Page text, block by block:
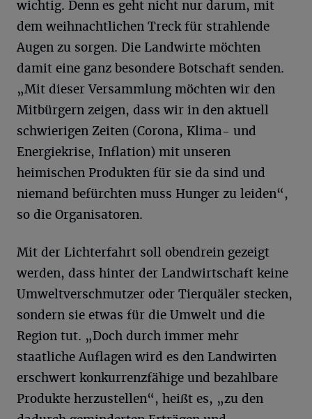
wichtig. Denn es geht nicht nur darum, mit
dem weihnachtlichen Treck für strahlende
Augen zu sorgen. Die Landwirte möchten
damit eine ganz besondere Botschaft senden.
„Mit dieser Versammlung möchten wir den
Mitbürgern zeigen, dass wir in den aktuell
schwierigen Zeiten (Corona, Klima- und
Energiekrise, Inflation) mit unseren
heimischen Produkten für sie da sind und
niemand befürchten muss Hunger zu leiden“,
so die Organisatoren.
Mit der Lichterfahrt soll obendrein gezeigt
werden, dass hinter der Landwirtschaft keine
Umweltverschmutzer oder Tierquäler stecken,
sondern sie etwas für die Umwelt und die
Region tut. „Doch durch immer mehr
staatliche Auflagen wird es den Landwirten
erschwert konkurrenzfähige und bezahlbare
Produkte herzustellen“, heißt es, „zu den